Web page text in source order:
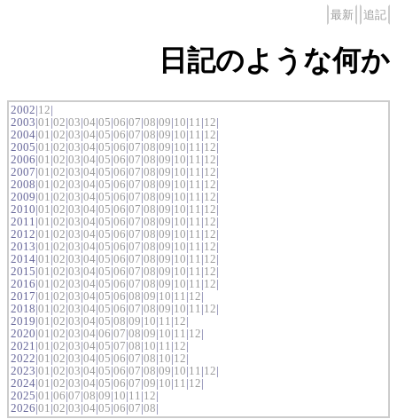
最新 追記
日記のような何か
2002|12|
2003|01 |02|03|04|05|06|07|08|09|10|11 |12|
2004|01 |02|03|04|05|06|07|08|09|10|11 |12|
2005|01 |02|03|04|05|06|07|08|09|10|11 |12|
2006|01 |02|03|04|05|06|07|08|09|10|11 |12|
2007|01 |02|03|04|05|06|07|08|09|10|11 |12|
2008|01 |02|03|04|05|06|07|08|09|10|11 |12|
2009|01 |02|03|04|05|06|07|08|09|10|11 |12|
2010|01 |02|03|04|05|06|07|08|09|10|11 |12|
2011|01 |02|03|04|05|06|07|08|09|10|11 |12|
2012|01 |02|03|04|05|06|07|08|09|10|11 |12|
2013|01 |02|03|04|05|06|07|08|09|10|11 |12|
2014|01 |02|03|04|05|06|07|08|09|10|11 |12|
2015|01 |02|03|04|05|06|07|08|09|10|11 |12|
2016|01 |02|03|04|05|06|07|08|09|10|11 |12|
2017|01 |02|03|04|05|06|08|09|10|11 |12|
2018|01 |02|03|04|05|06|07|08|09|10|11 |12|
2019|01 |02|03|04|05|08|09|10|11 |12|
2020|01 |02|03|04|06|07|08|09|10|11 |12|
2021|01 |02|03|04|05|07|08|10|11 |12|
2022|01 |02|03|04|05|06|07|08|10|12|
2023|01 |02|03|04|05|06|07|08|09|10|11 |12|
2024|01 |02|03|04|05|06|07|09|10|11 |12|
2025|01 |06|07|08|09|10|11 |12|
2026|01 |02|03|04|05|06|07|08|